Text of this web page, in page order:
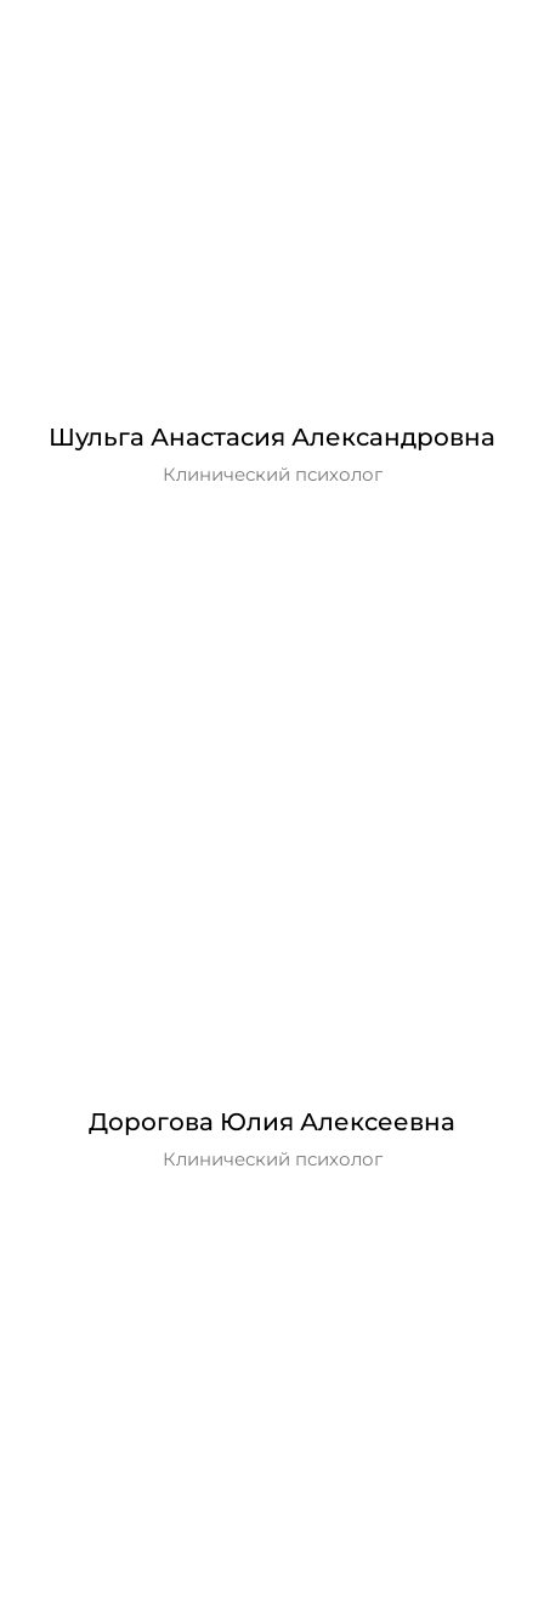
Шульга Анастасия Александровна
Клинический психолог
Дорогова Юлия Алексеевна
Клинический психолог